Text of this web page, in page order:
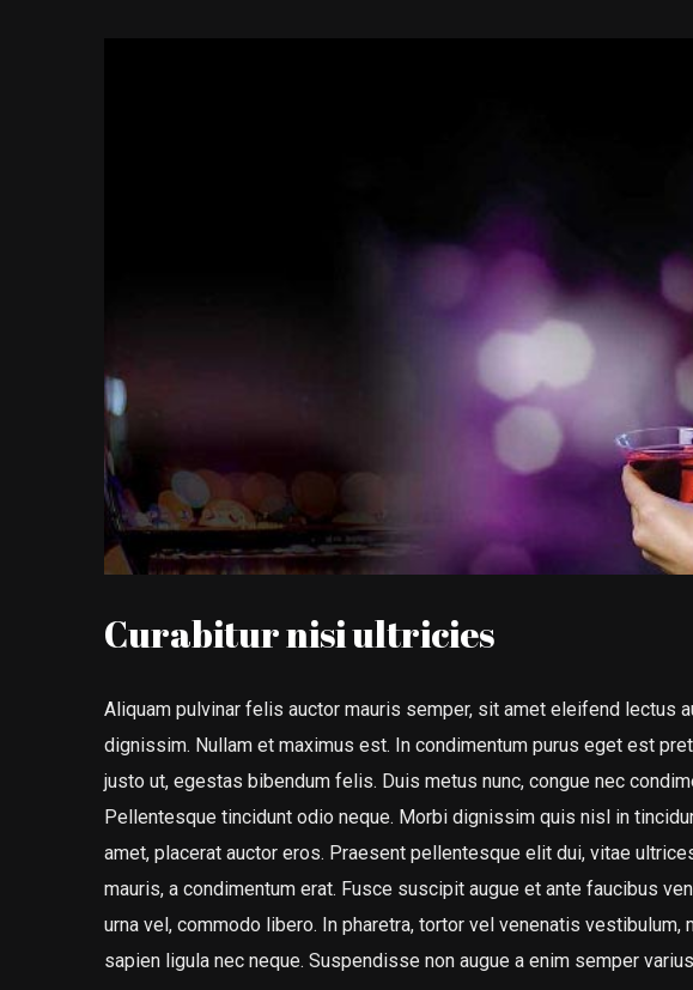
Curabitur nisi ultricies
Aliquam pulvinar felis auctor mauris semper, sit amet eleifend lectus
dignissim. Nullam et maximus est. In condimentum purus eget est
justo ut, egestas bibendum felis. Duis metus nunc, congue nec
Pellentesque tincidunt odio neque. Morbi dignissim quis nisl in
amet, placerat auctor eros. Praesent pellentesque elit dui, vitae
mauris, a condimentum erat. Fusce suscipit augue et ante faucibus
urna vel, commodo libero. In pharetra, tortor vel venenatis
sapien ligula nec neque. Suspendisse non augue a enim semper